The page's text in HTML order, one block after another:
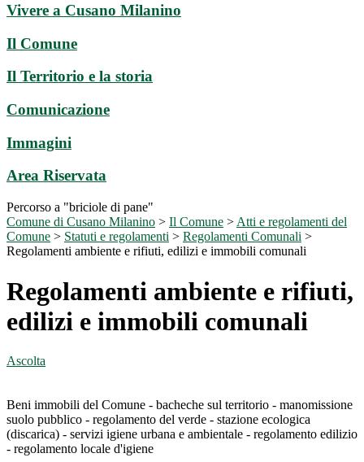
Vivere a Cusano Milanino
Il Comune
Il Territorio e la storia
Comunicazione
Immagini
Area Riservata
Percorso a "briciole di pane"
Comune di Cusano Milanino > Il Comune > Atti e regolamenti del
Comune > Statuti e regolamenti > Regolamenti Comunali >
Regolamenti ambiente e rifiuti, edilizi e immobili comunali
Regolamenti ambiente e rifiuti,
edilizi e immobili comunali
Ascolta
Beni immobili del Comune - bacheche sul territorio - manomissione
suolo pubblico - regolamento del verde - stazione ecologica
(discarica) - servizi igiene urbana e ambientale - regolamento edilizio
- regolamento locale d'igiene